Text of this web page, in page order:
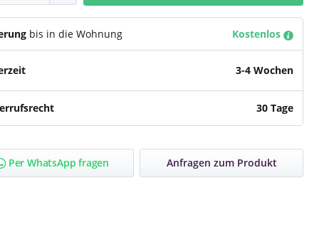
bis in die Wohnung Kostenlos
3-4 Wochen
30 Tage
Per WhatsApp fragen Anfragen zum Produkt